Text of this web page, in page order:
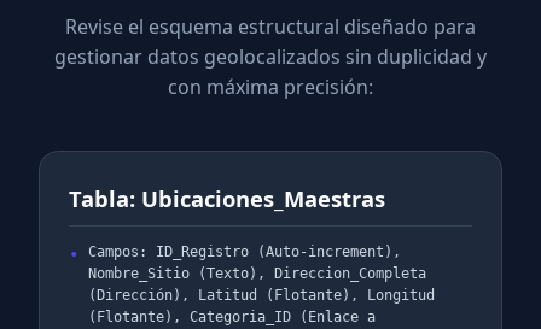
Revise el esquema estructural diseñado para
gestionar datos geolocalizados sin duplicidad y
con máxima precisión:
Tabla: Ubicaciones_Maestras
Campos: ID_Registro (Auto-increment),
Nombre_Sitio (Texto), Direccion_Completa
(Dirección), Latitud (Flotante), Longitud
(Flotante), Categoria_ID (Enlace a